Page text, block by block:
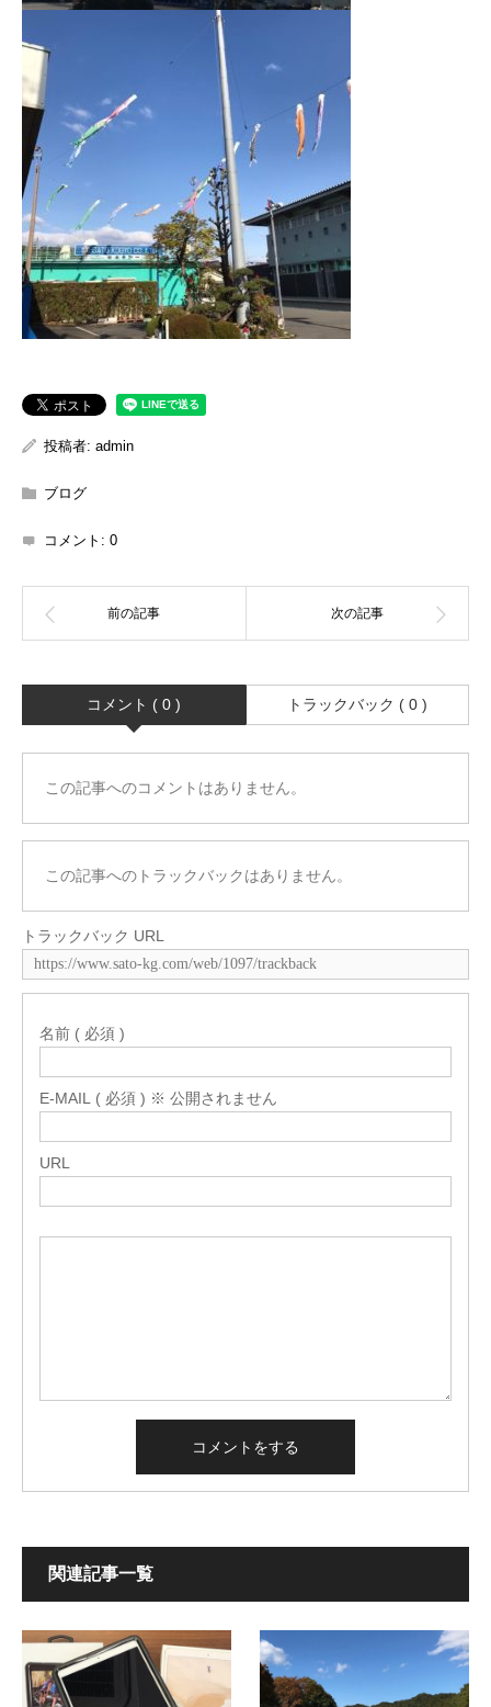
投稿者: admin
ブログ
コメント: 0
コメント ( 0 ) トラックバック ( 0 )
この記事へのコメントはありません。
この記事へのトラックバックはありません。
トラックバック URL
名前 ( 必須 )
E-MAIL ( 必須 ) ※ 公開されません
URL
関連記事一覧